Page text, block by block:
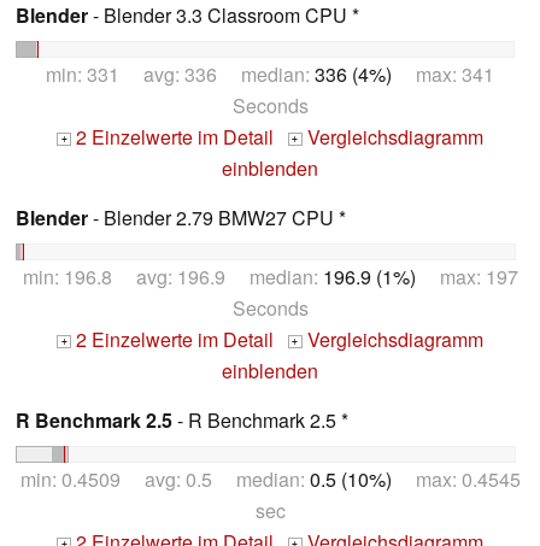
Blender- Blender 3.3 Classroom CPU *
min: 331 avg: 336 median: 336 (4%) max: 341
Seconds
+ 2 Einzelwerte im Detail + Vergleichsdiagramm
einblenden
Blender- Blender 2.79 BMW27 CPU *
min: 196.8 avg: 196.9 median: 196.9 (1%) max: 197
Seconds
+ 2 Einzelwerte im Detail + Vergleichsdiagramm
einblenden
R Benchmark 2.5- R Benchmark 2.5 *
min: 0.4509 avg: 0.5 median: 0.5 (10%) max: 0.4545
sec
+ +